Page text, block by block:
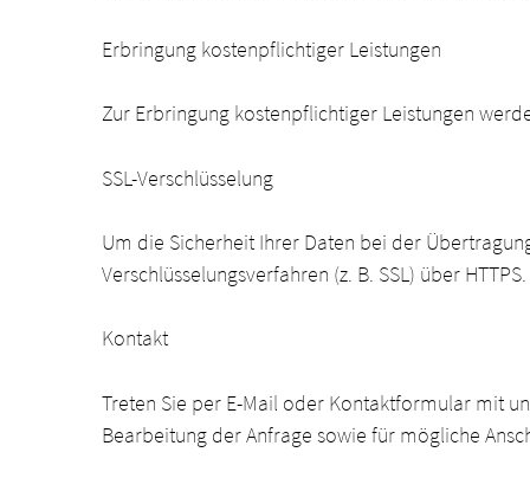
Erbringung kostenpflichtiger Leistungen
Zur Erbringung kostenpflichtiger Leistungen
SSL-Verschlüsselung
Um die Sicherheit Ihrer Daten bei der
Verschlüsselungsverfahren (z. B. SSL) über HTTPS.
Kontakt
Treten Sie per E-Mail oder Kontaktformular mit
Bearbeitung der Anfrage sowie für mögliche